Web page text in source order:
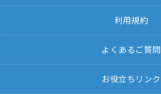
利用規約
よくあるご質問
お役立ちリンク